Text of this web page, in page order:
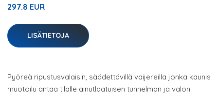
297.8 EUR
LISÄTIETOJA
Pyöreä ripustusvalaisin, säädettävillä vaijereilla jonka kaunis
muotoilu antaa tilalle ainutlaatuisen tunnelman ja valon.